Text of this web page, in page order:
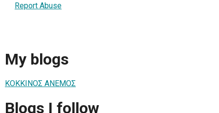
Report Abuse
My blogs
ΚΟΚΚΙΝΟΣ ΑΝΕΜΟΣ
Blogs I follow